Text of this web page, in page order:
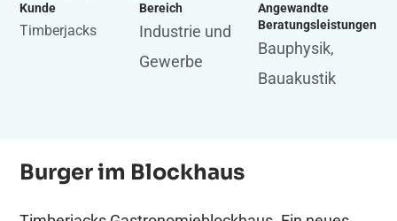
Kunde
Timberjacks
Bereich
Industrie und
Gewerbe
Angewandte
Beratungsleistungen
Bauphysik,
Bauakustik
Burger im Blockhaus